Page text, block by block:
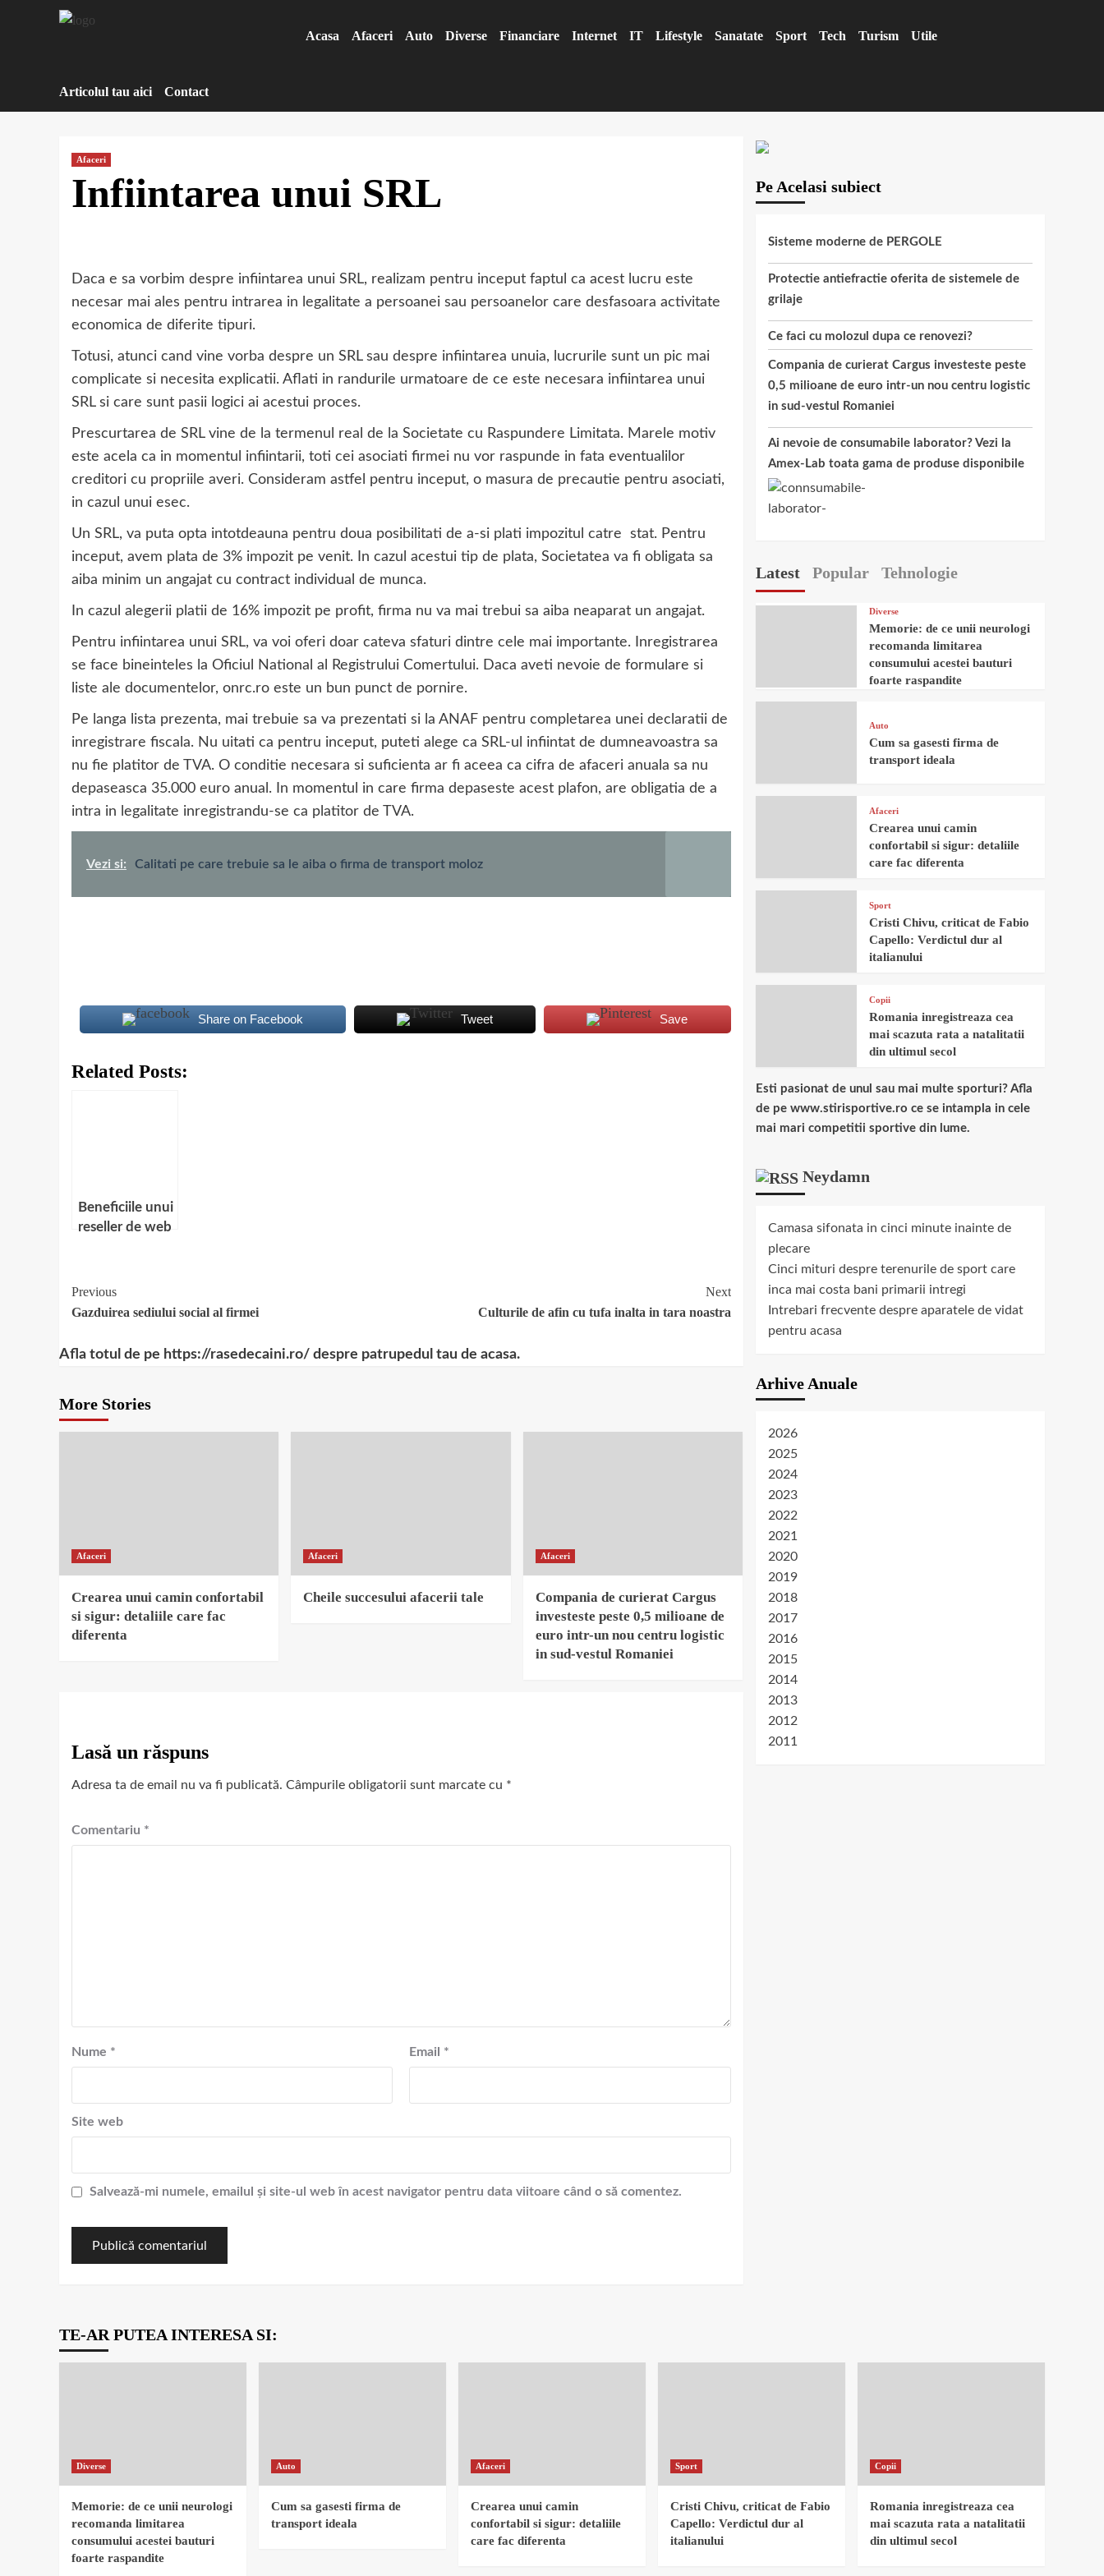
Acasa Afaceri Auto Diverse Financiare Internet IT Lifestyle Sanatate Sport Tech Turism Utile
Articolul tau aici Contact
Afaceri
Infiintarea unui SRL
Daca e sa vorbim despre infiintarea unui SRL, realizam pentru inceput faptul ca acest lucru este
necesar mai ales pentru intrarea in legalitate a persoanei sau persoanelor care desfasoara activitate
economica de diferite tipuri.
Totusi, atunci cand vine vorba despre un SRL sau despre infiintarea unuia, lucrurile sunt un pic mai
complicate si necesita explicatii. Aflati in randurile urmatoare de ce este necesara infiintarea unui
SRL si care sunt pasii logici ai acestui proces.
Prescurtarea de SRL vine de la termenul real de la Societate cu Raspundere Limitata. Marele motiv
este acela ca in momentul infiintarii, toti cei asociati firmei nu vor raspunde in fata eventualilor
creditori cu propriile averi. Consideram astfel pentru inceput, o masura de precautie pentru asociati,
in cazul unui esec.
Un SRL, va puta opta intotdeauna pentru doua posibilitati de a-si plati impozitul catre stat. Pentru
inceput, avem plata de 3% impozit pe venit. In cazul acestui tip de plata, Societatea va fi obligata sa
aiba minim un angajat cu contract individual de munca.
In cazul alegerii platii de 16% impozit pe profit, firma nu va mai trebui sa aiba neaparat un angajat.
Pentru infiintarea unui SRL, va voi oferi doar cateva sfaturi dintre cele mai importante. Inregistrarea
se face bineinteles la Oficiul National al Registrului Comertului. Daca aveti nevoie de formulare si
liste ale documentelor, onrc.ro este un bun punct de pornire.
Pe langa lista prezenta, mai trebuie sa va prezentati si la ANAF pentru completarea unei declaratii de
inregistrare fiscala. Nu uitati ca pentru inceput, puteti alege ca SRL-ul infiintat de dumneavoastra sa
nu fie platitor de TVA. O conditie necesara si suficienta ar fi aceea ca cifra de afaceri anuala sa nu
depaseasca 35.000 euro anual. In momentul in care firma depaseste acest plafon, are obligatia de a
intra in legalitate inregistrandu-se ca platitor de TVA.
Vezi si: Calitati pe care trebuie sa le aiba o firma de transport moloz
Share on Facebook Tweet Save
Related Posts:
Beneficiile unui
reseller de web
Continue
Reading
Previous
Gazduirea sediului social al firmei
Next
Culturile de afin cu tufa inalta in tara noastra
Afla totul de pe https://rasedecaini.ro/ despre patrupedul tau de acasa.
More Stories
Afaceri
Crearea unui camin confortabil
si sigur: detaliile care fac
diferenta
Afaceri
Cheile succesului afacerii tale
Afaceri
Compania de curierat Cargus
investeste peste 0,5 milioane de
euro intr-un nou centru logistic
in sud-vestul Romaniei
Lasă un răspuns
Adresa ta de email nu va fi publicată. Câmpurile obligatorii sunt marcate cu *
Comentariu *
Nume * Email *
Site web
Salvează-mi numele, emailul și site-ul web în acest navigator pentru data viitoare când o să comentez.
Pe Acelasi subiect
Sisteme moderne de PERGOLE
Protectie antiefractie oferita de sistemele de
grilaje
Ce faci cu molozul dupa ce renovezi?
Compania de curierat Cargus investeste peste
0,5 milioane de euro intr-un nou centru logistic
in sud-vestul Romaniei
Ai nevoie de consumabile laborator? Vezi la
Amex-Lab toata gama de produse disponibile
Latest Popular Tehnologie
Diverse
Memorie: de ce unii neurologi
recomanda limitarea
consumului acestei bauturi
foarte raspandite
Auto
Cum sa gasesti firma de
transport ideala
Afaceri
Crearea unui camin
confortabil si sigur: detaliile
care fac diferenta
Sport
Cristi Chivu, criticat de Fabio
Capello: Verdictul dur al
italianului
Copii
Romania inregistreaza cea
mai scazuta rata a natalitatii
din ultimul secol
Esti pasionat de unul sau mai multe sporturi? Afla
de pe www.stirisportive.ro ce se intampla in cele
mai mari competitii sportive din lume.
Neydamn
Camasa sifonata in cinci minute inainte de
plecare
Cinci mituri despre terenurile de sport care
inca mai costa bani primarii intregi
Intrebari frecvente despre aparatele de vidat
pentru acasa
Arhive Anuale
2026
2025
2024
2023
2022
2021
2020
2019
2018
2017
2016
2015
2014
2013
2012
2011
TE-AR PUTEA INTERESA SI:
Diverse
Memorie: de ce unii neurologi
recomanda limitarea
consumului acestei bauturi
foarte raspandite
Auto
Cum sa gasesti firma de
transport ideala
Afaceri
Crearea unui camin
confortabil si sigur: detaliile
care fac diferenta
Sport
Cristi Chivu, criticat de Fabio
Capello: Verdictul dur al
italianului
Copii
Romania inregistreaza cea
mai scazuta rata a natalitatii
din ultimul secol